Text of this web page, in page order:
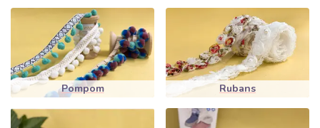
tranquillité. Par exemple, en haut de la page, vous pouvez cliquer
sur la colonne Etoiles et vous verrez alors des rubans et autres
produits demercerie , sur lesquels des motifs d'étoiles sont
appliqués. Dans ce cas, vous verrez 50 motifs supplémentaires
dans différentes couleurs et largeurs en même temps. Aussi, par
exemple, sous « Lettres et inscriptions », vous verrez des rubans
comme le Centimeter Large Cotton Ruban, notre plus populaire
ruban, ou le Merci Cotton Ruban, sur lequel les phrases
Pompom Rubans